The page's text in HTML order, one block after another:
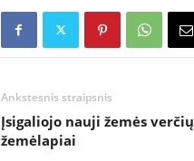
Ankstesnis straipsnis
Įsigaliojo nauji žemės verčių
žemėlapiai